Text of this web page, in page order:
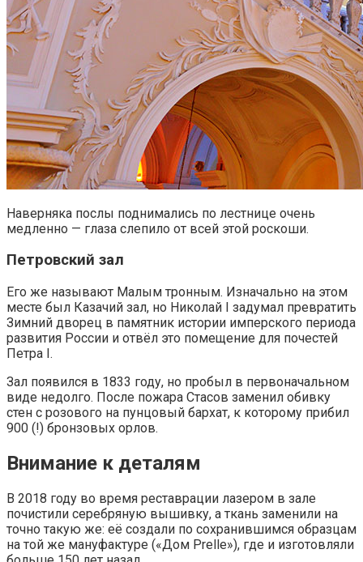
Наверняка послы поднимались по лестнице очень
медленно — глаза слепило от всей этой роскоши.
Петровский зал
Его же называют Малым тронным. Изначально на этом
месте был Казачий зал, но Николай I задумал превратить
Зимний дворец в памятник истории имперского периода
развития России и отвёл это помещение для почестей
Петра I.
Зал появился в 1833 году, но пробыл в первоначальном
виде недолго. После пожара Стасов заменил обивку
стен с розового на пунцовый бархат, к которому прибил
900 (!) бронзовых орлов.
Внимание к деталям
В 2018 году во время реставрации лазером в зале
почистили серебряную вышивку, а ткань заменили на
точно такую же: её создали по сохранившимся образцам
на той же мануфактуре («Дом Prelle»), где и изготовляли